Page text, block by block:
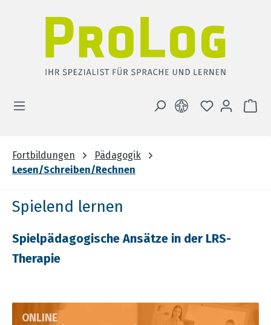
DU HAST 0
Fortbildungen
Pädagogik
Lesen/Schreiben/Rechnen
Spielend lernen
Spielpädagogische Ansätze in der LRS-
Therapie
ONLINE